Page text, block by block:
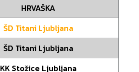
HRVAŠKA
ŠD Titani Ljubljana
ŠD Titani Ljubljana
KK Stožice Ljubljana